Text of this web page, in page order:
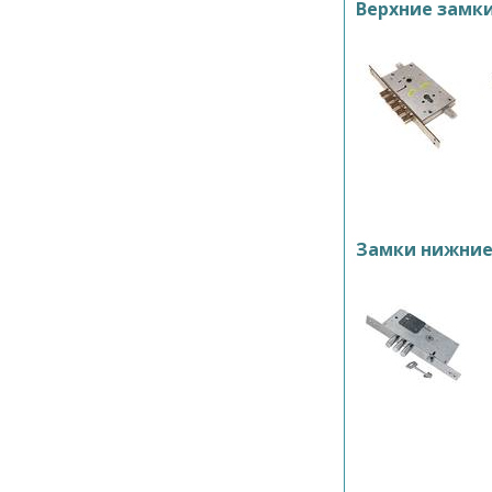
Верхние
Замки нижние